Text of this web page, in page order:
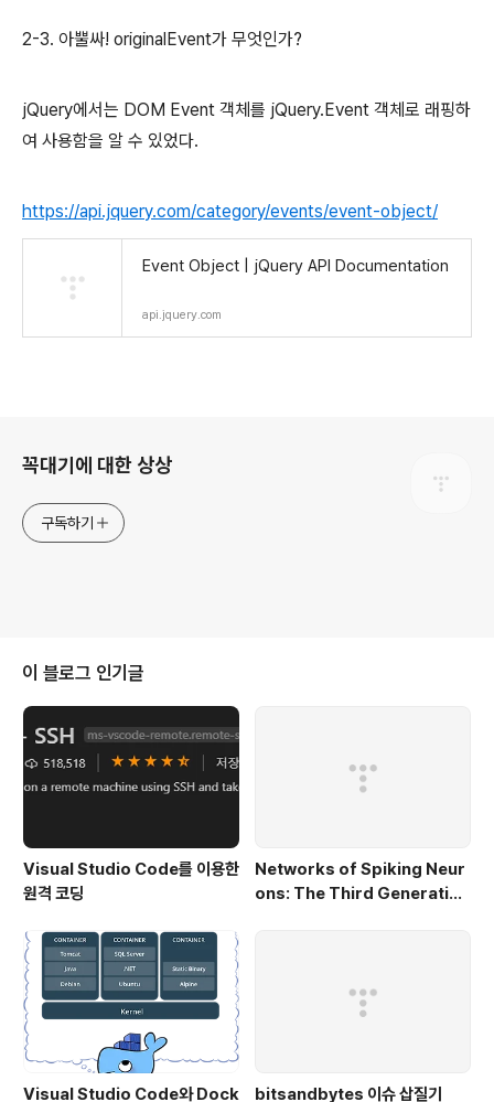
2-3. 아뿔싸! originalEvent가 무엇인가?
jQuery에서는 DOM Event 객체를 jQuery.Event 객체로 래핑하
여 사용함을 알 수 있었다.
https://api.jquery.com/category/events/event-object/
Event Object | jQuery API Documentation
api.jquery.com
꼭대기에 대한 상상
구독하기
이 블로그 인기글
Visual Studio Code를 이용한
원격 코딩
Networks of Spiking Neur
ons: The Third Generation
Visual Studio Code와 Dock bitsandbytes 이슈 삽질기